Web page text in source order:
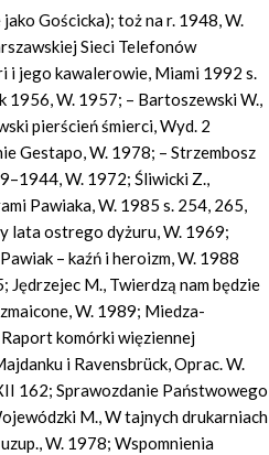
Gościcka); toż na r. 1948, W.
Sieci Telefonów
i jego kawalerowie, Miami 1992 s.
1956, W. 1957; – Bartoszewski W.,
pierścień śmierci, Wyd. 2
Gestapo, W. 1978; – Strzembosz
W. 1972; Śliwicki Z.,
Pawiaka, W. 1985 s. 254, 265,
lata ostrego dyżuru, W. 1969;
– kaźń i heroizm, W. 1988
Jędrzejec M., Twierdzą nam będzie
W. 1989; Miedza-
komórki więziennej
i Ravensbrück,Oprac. W.
162; Sprawozdanie Państwowego
M., W tajnych drukarniach
W. 1978; Wspomnienia